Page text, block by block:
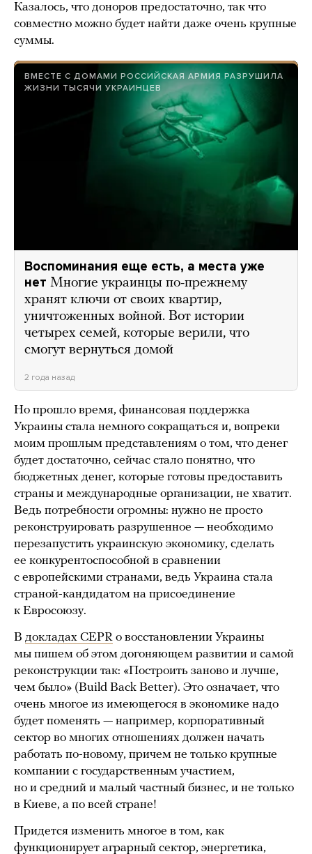
Казалось, что доноров предостаточно, так что
совместно можно будет найти даже очень крупные
суммы.
ВМЕСТЕ С ДОМАМИ РОССИЙСКАЯ АРМИЯ РАЗРУШИЛА
ЖИЗНИ ТЫСЯЧИ УКРАИНЦЕВ
Воспоминания еще есть, а места уже
нет Многие украинцы по-прежнему
хранят ключи от своих квартир,
уничтоженных войной. Вот истории
четырех семей, которые верили, что
смогут вернуться домой
2 года назад
Но прошло время, финансовая поддержка
Украины стала немного сокращаться и, вопреки
моим прошлым представлениям о том, что денег
будет достаточно, сейчас стало понятно, что
бюджетных денег, которые готовы предоставить
страны и международные организации, не хватит.
Ведь потребности огромны: нужно не просто
реконструировать разрушенное — необходимо
перезапустить украинскую экономику, сделать
ее конкурентоспособной в сравнении
с европейскими странами, ведь Украина стала
страной-кандидатом на присоединение
к Евросоюзу.
В докладах CEPR о восстановлении Украины
мы пишем об этом догоняющем развитии и самой
реконструкции так: «Построить заново и лучше,
чем было» (Build Back Better). Это означает, что
очень многое из имеющегося в экономике надо
будет поменять — например, корпоративный
сектор во многих отношениях должен начать
работать по-новому, причем не только крупные
компании с государственным участием,
но и средний и малый частный бизнес, и не только
в Киеве, а по всей стране!
Придется изменить многое в том, как
функционирует аграрный сектор, энергетика,